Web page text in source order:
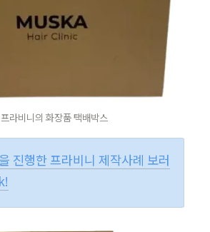
라비니의 화장품 택배박스
진행한 프라비니 제작사례 보러